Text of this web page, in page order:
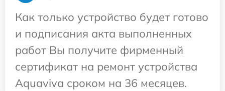
Как только устройство будет готово
и подписания акта выполненных
работ Вы получите фирменный
сертификат на ремонт устройства
Aquaviva сроком на 36 месяцев.